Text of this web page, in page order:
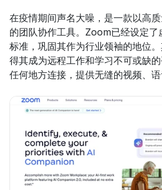
在疫情期间声名大噪，是一款以高
的团队协作工具。Zoom已经设定了
标准，巩固其作为行业领袖的地位
得其成为远程工作和学习不可或缺
任何地方连接，提供无缝的视频、语